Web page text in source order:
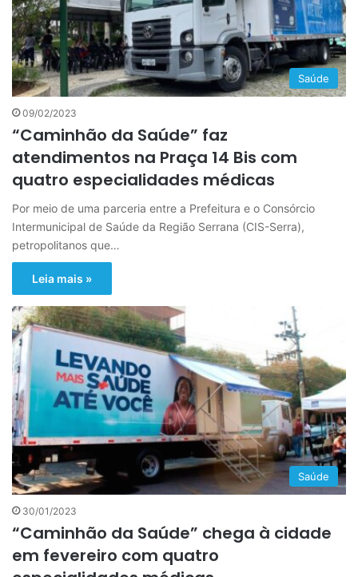
Saúde
09/02/2023
“Caminhão da Saúde” faz
atendimentos na Praça 14 Bis com
quatro especialidades médicas
Por meio de uma parceria entre a Prefeitura e o Consórcio
Intermunicipal de Saúde da Região Serrana (CIS-Serra),
petropolitanos que…
Leia mais »
Saúde
30/01/2023
“Caminhão da Saúde” chega à cidade
em fevereiro com quatro